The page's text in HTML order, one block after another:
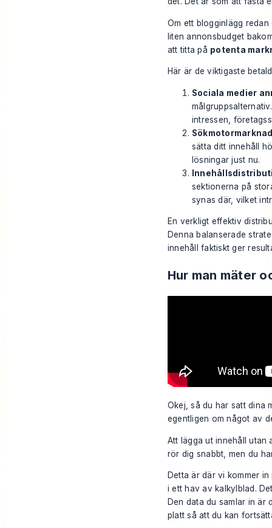
Om ett blogginlägg
liten annonsbudget
att titta på potenta
Här är de viktigaste
Sociala medier
intressen,
sätta ditt innehåll
lösningarjust nu.
sektionerna på
synas där, vilket
En verkligt effektiv
Denna balanserade
innehåll faktiskt ger
Hur man mäter
Okej, så du har satt dina
egentligen om något av
Att lägga ut innehåll utan
rör dig snabbt, men du
Detta är där vi kommer
i ett hav av kalkylblad.
Den data du samlar in
platt så att du kan